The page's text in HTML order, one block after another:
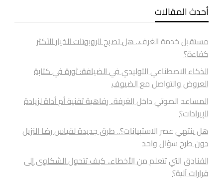
أحدث المقالات
مستقبل خدمة الغرف.. هل تصبح الروبوتات الخيار الأكثر
كفاءة؟
الذكاء الاصطناعي التوليدي في الضيافة: ثورة في كتابة
العروض والتواصل مع الضيوف
المساعد الصوتي داخل الغرفة.. رفاهية تقنية أم أداة لزيادة
الإيرادات؟
هل ينتهي عصر الاستبيانات؟.. طرق جديدة لقياس رضا النزيل
دون طرح سؤال واحد
الفنادق التي تتعلم من الأخطاء.. كيف تتحول الشكاوى إلى
قرارات آلية؟